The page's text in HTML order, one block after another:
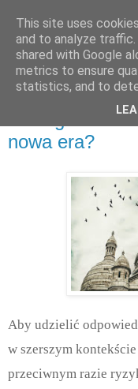
czwartek,
Ewangeliczni
nowa era?
Aby udzielić
w szerszym
przeciwnym razie
This site uses
and to analyze traffic.
shared with Google
metrics to ensure
statistics, and to